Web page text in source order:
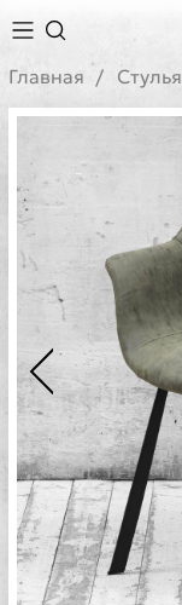
Главная Стулья